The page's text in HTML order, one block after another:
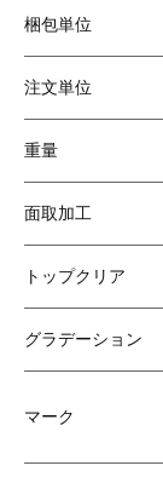
梱包単位
注文単位
重量
面取加工
トップクリア
グラデーション
マーク